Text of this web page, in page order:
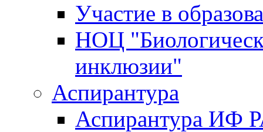
Участие в
НОЦ
инклюзии"
Аспирантура
Аспирантура ИФ